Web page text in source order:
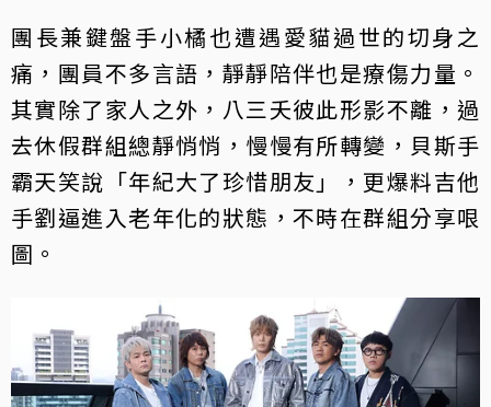
團長兼鍵盤手小橘也遭遇愛貓過世的切身之
痛，團員不多言語，靜靜陪伴也是療傷力量。
其實除了家人之外，八三夭彼此形影不離，過
去休假群組總靜悄悄，慢慢有所轉變，貝斯手
霸天笑說「年紀大了珍惜朋友」，更爆料吉他
手劉逼進入老年化的狀態，不時在群組分享哏
圖。